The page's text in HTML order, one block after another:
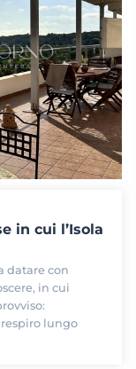
in cui l’Isola
datare con
in cui
respiro lungo